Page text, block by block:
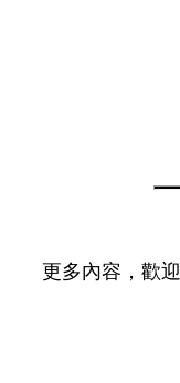
更多內容，歡迎